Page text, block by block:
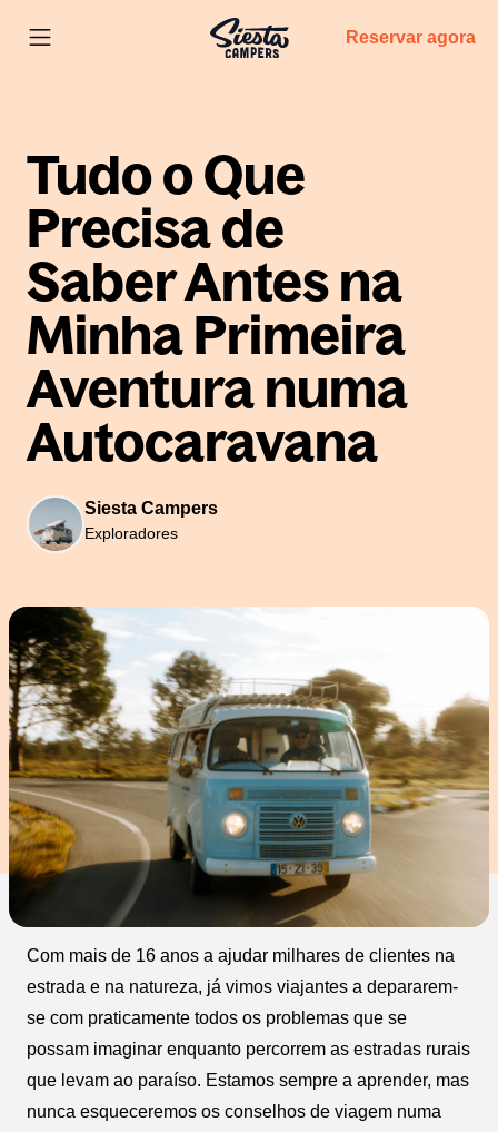
Reservar agora
Tudo o Que
Precisa de
Saber Antes na
Minha Primeira
Aventura numa
Autocaravana
Siesta Campers
Exploradores
Com mais de 16 anos a ajudar milhares de clientes na
estrada e na natureza, já vimos viajantes a depararem-
se com praticamente todos os problemas que se
possam imaginar enquanto percorrem as estradas rurais
que levam ao paraíso. Estamos sempre a aprender, mas
nunca esqueceremos os conselhos de viagem numa